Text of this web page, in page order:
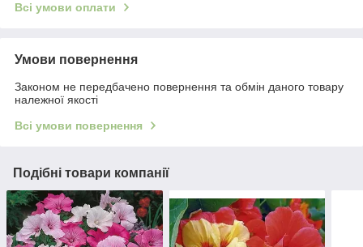
Всі умови оплати
Умови повернення
Законом не передбачено повернення та обмін даного товару
належної якості
Всі умови повернення
Подібні товари компанії